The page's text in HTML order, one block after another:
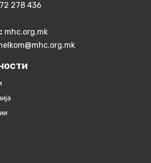
278 436
mhc.org.mk